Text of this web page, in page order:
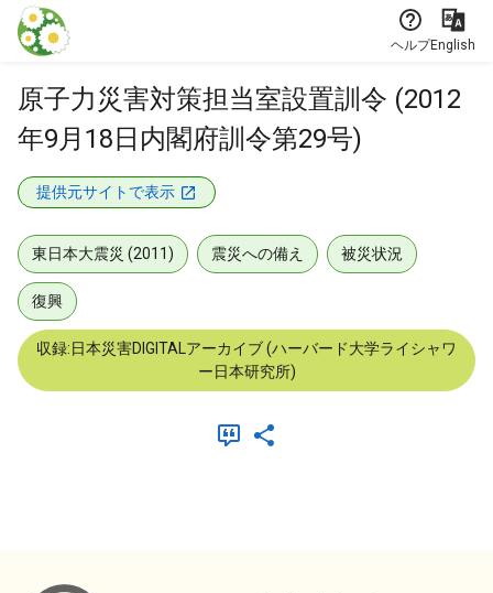
本文に飛ぶ
ヘルプEnglish
原子力災害対策担当室設置訓令 (2012
年9月18日内閣府訓令第29号)
提供元サイトで表示
東日本大震災 (2011) 震災への備え 被災状況
復興
収録:日本災害DIGITALアーカイブ (ハーバード大学ライシャワ
ー日本研究所)